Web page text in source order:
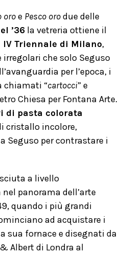
oroe Pesco orodue delle
’36 la vetreria ottiene il
IV Triennale di Milano,
che solo Seguso
per l’epoca, i
chiamati “cartocci” e
Chiesa per Fontana Arte.
di pasta colorata
cristallo incolore,
Seguso per contrastare i
a livello
panorama dell’arte
quando i più grandi
ad acquistare i
sua fornace e disegnati da
Albert di Londra al